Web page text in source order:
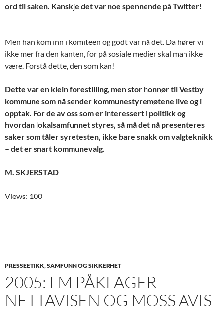
ord til saken. Kanskje det var noe spennende på Twitter!
Men han kom inn i komiteen og godt var nå det. Da hører vi
ikke mer fra den kanten, for på sosiale medier skal man ikke
være. Forstå dette, den som kan!
Dette var en klein forestilling, men stor honnør til Vestby
kommune som nå sender kommunestyremøtene live og i
opptak. For de av oss som er interessert i politikk og
hvordan lokalsamfunnet styres, så må det nå presenteres
saker som tåler syretesten, ikke bare snakk om valgteknikk
– det er snart kommunevalg.
M. SKJERSTAD
Views: 100
PRESSEETIKK,SAMFUNN OG SIKKERHET
2005: LM PÅKLAGER
NETTAVISEN OG MOSS AVIS